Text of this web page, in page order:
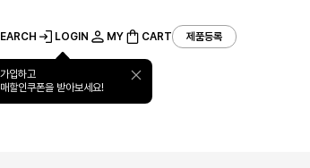
LOGIN
입하고
할인쿠폰을 받아보세요!
MY CART 제품등록
소개 고객지원 기업특판